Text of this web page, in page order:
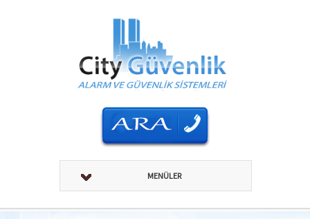
MENÜLER